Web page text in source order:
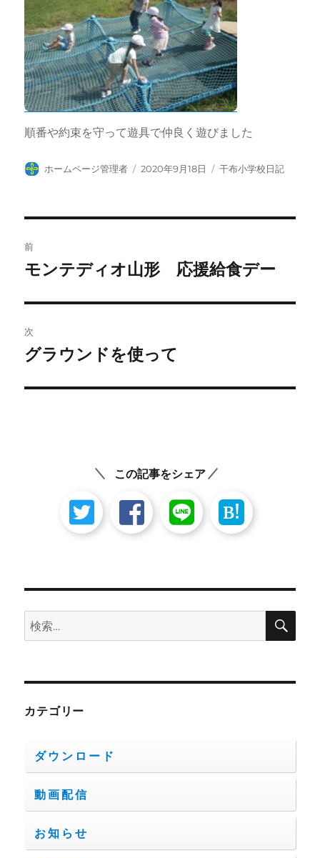
順番や約束を守って遊具で仲良く遊びました
投
ホームページ管理者
投
2020年9月18日
カ
干布小学校日記
稿
ビ
ゲ
ー
前
前
投
稿:
モンテディオ山形 応援給食デー
次
次
投
グラウンドを使って
この記事をシェア
B!
検
索:
検
カテゴリー
ダウンロード
動画配信
お知らせ